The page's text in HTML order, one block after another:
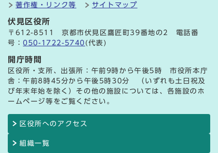
著作権・リンク等 サイトマップ
伏見区役所
〒612-8511 京都市伏見区鷹匠町39番地の2 電話番
号：050-1722-5740 (代表)
開庁時間
区役所・支所、出張所：午前9時から午後5時 市役所本庁
舎：午前8時45分から午後5時30分 （いずれも土日祝及
び年末年始を除く）その他の施設については、各施設のホ
ームページ等をご覧ください。
区役所へのアクセス
組織一覧